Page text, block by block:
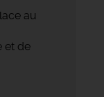
au
et de